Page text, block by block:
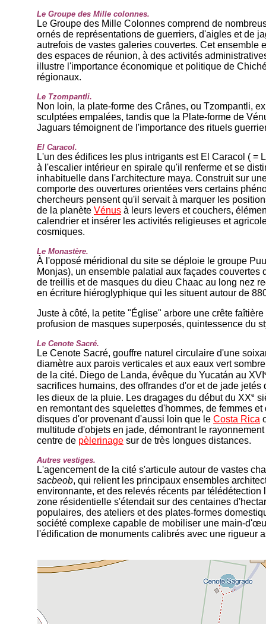
Le Groupe des Mille colonnes.
Le Groupe des Mille Colonnes comprend de
ornés de représentations de guerriers, d'aigles et de
autrefois de vastes galeries couvertes. Cet ensemble
des espaces de réunion, à des activités
illustre l'importance économique et politique de
régionaux.
Le Tzompantli.
Non loin, la plate-forme des Crânes, ou Tzompantli,
sculptées empalées, tandis que la Plate-forme de
Jaguars témoignent de l'importance des rituels
El Caracol.
L'un des édifices les plus intrigants est El Caracol ( =
à l'escalier intérieur en spirale qu'il renferme et se
inhabituelle dans l'architecture maya. Construit sur
comporte des ouvertures orientées vers certains
chercheurs pensent qu'il servait à marquer les
de la planète Vénus à leurs levers et couchers,
calendrier et insérer les activités religieuses et
cosmiques.
Le Monastère.
À l'opposé méridional du site se déploie le groupe
Monjas), un ensemble palatial aux façades couvertes
de treillis et de masques du dieu Chaac au long nez
en écriture hiéroglyphique qui les situent autour de
Juste à côté, la petite "Église" arbore une crête
profusion de masques superposés, quintessence du
Le Cenote Sacré.
Le Cenote Sacré, gouffre naturel circulaire d'une
diamètre aux parois verticales et aux eaux vert
de la cité. Diego de Landa, évêque du Yucatán au XVI
sacrifices humains, des offrandes d'or et de jade jetés
les dieux de la pluie. Les dragages du début du XXe
en remontant des squelettes d'hommes, de femmes
disques d'or provenant d'aussi loin que le Costa Rica
multitude d'objets en jade, démontrant le
centre de pèlerinage sur de très longues distances.
Autres vestiges.
L'agencement de la cité s'articule autour de vastes
sacbeob, qui relient les principaux ensembles
environnante, et des relevés récents par télédétection
zone résidentielle s'étendait sur des centaines
populaires, des ateliers et des plates-formes
société complexe capable de mobiliser une main-
l'édification de monuments calibrés avec une rigueur